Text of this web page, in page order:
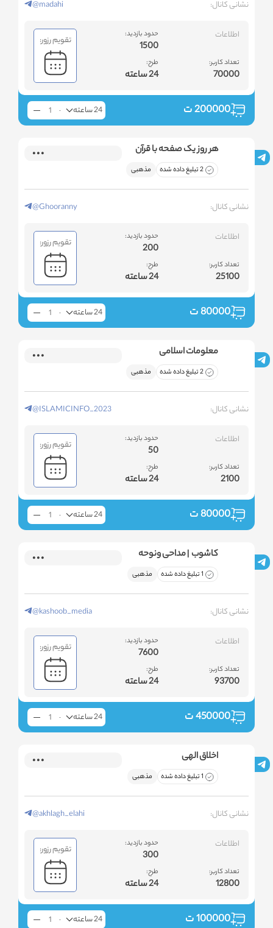
نشانی کانال: @madahi
اطلاعات
تعداد کاربر:
70000
حدود بازدید:
1500
طرح:
24 ساعته
تقویم رزور:
200000ت 24 ساعته
هر روز یک صفحه با قرآن
2 تبلیغ داده شده مذهبی
نشانی کانال: @Ghooranny
اطلاعات
تعداد کاربر:
25100
حدود بازدید:
200
طرح:
24 ساعته
تقویم رزور:
80000ت 24 ساعته
معلومات اسلامی
2 تبلیغ داده شده مذهبی
نشانی کانال: @ISLAMICINFO_2023
اطلاعات
تعداد کاربر:
2100
حدود بازدید:
50
طرح:
24 ساعته
تقویم رزور:
80000ت 24 ساعته
کاشوب | مداحی ونوحه
1 تبلیغ داده شده مذهبی
نشانی کانال: @kashoob_media
اطلاعات
تعداد کاربر:
93700
حدود بازدید:
7600
طرح:
24 ساعته
تقویم رزور:
450000ت 24 ساعته
اخلاق الهی
1 تبلیغ داده شده مذهبی
نشانی کانال: @akhlagh_elahi
اطلاعات
تعداد کاربر:
12800
حدود بازدید:
300
طرح:
24 ساعته
تقویم رزور:
100000ت 24 ساعته